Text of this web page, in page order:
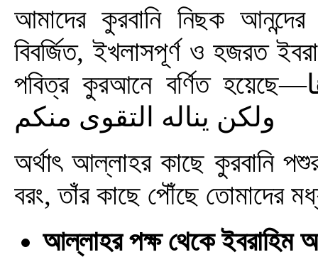
আমাদের কুরবানি নিছক
বিবর্জিত, ইখলাসপূর্ণ ও হজরত
পবিত্র কুরআনে বর্ণিত হয়েছে—لن ينال الله لحومها ولا دماءها
ولكن يناله التقوى منكم
অর্থাৎ আল্লাহর কাছে কুরবানি
বরং, তাঁর কাছে পৌঁছে তোমাদের
আল্লাহর পক্ষ থেকে ইবরাহিম